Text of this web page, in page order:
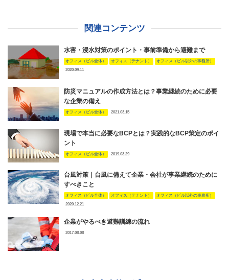
関連コンテンツ
水害・浸水対策のポイント・事前準備から避難まで
オフィス（ビル全体） オフィス（テナント）
オフィス（ビル以外の事務所）
2020.09.11
防災マニュアルの作成方法とは？事業継続のために必要
な企業の備え
オフィス（ビル全体） 2021.03.15
現場で本当に必要なBCPとは？実践的なBCP策定のポイ
ント
オフィス（ビル全体） 2019.03.29
台風対策｜台風に備えて企業・会社が事業継続のために
すべきこと
オフィス（ビル全体） オフィス（テナント）
オフィス（ビル以外の事務所）
2020.12.21
企業がやるべき避難訓練の流れ
2017.08.08